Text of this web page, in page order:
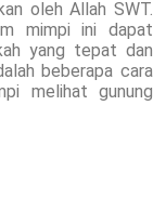
oleh Allah SWT.
mimpi ini dapat
yang tepat dan
beberapa cara
melihat gunung